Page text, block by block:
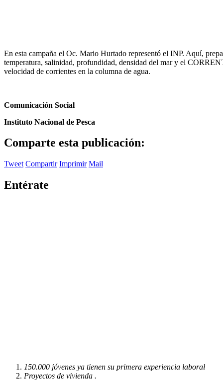
En esta campaña el Oc. Mario Hurtado representó el INP. Aquí,
temperatura, salinidad, profundidad, densidad del mar y el
velocidad de corrientes en la columna de agua.
Comunicación Social
Instituto Nacional de Pesca
Comparte esta publicación:
Tweet Compartir Imprimir Mail
Entérate
150.000 jóvenes ya tienen su primera experiencia laboral
Proyectos de vivienda .